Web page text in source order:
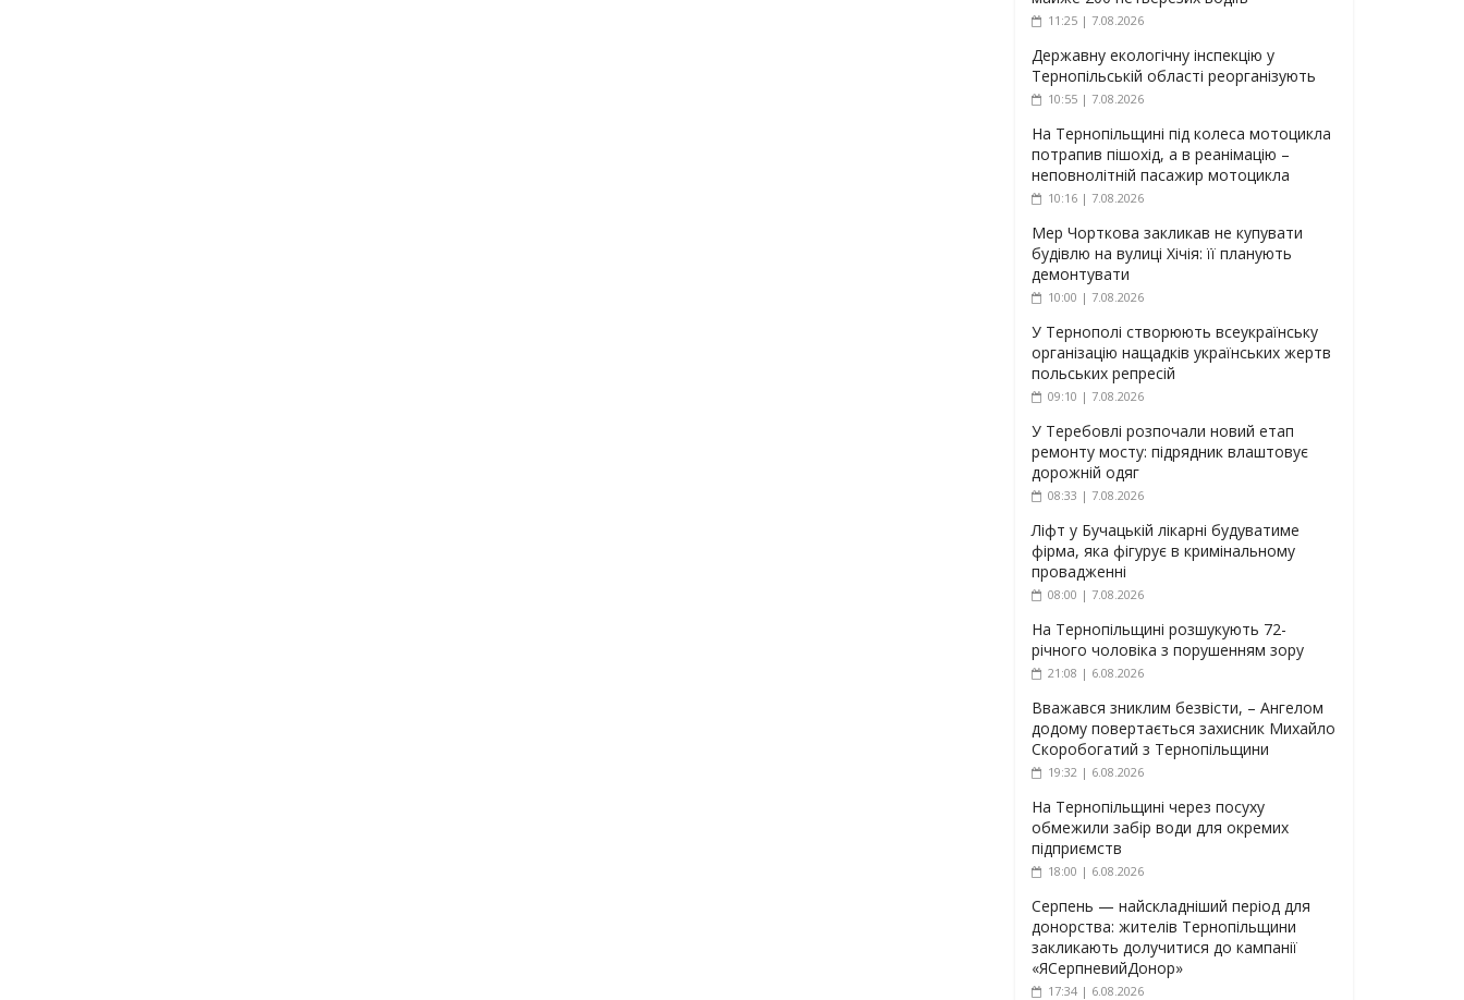
11:25 | 7.08.2026
Державну екологічну інспекцію у
Тернопільській області реорганізують
10:55 | 7.08.2026
На Тернопільщині під колеса мотоцикла
потрапив пішохід, а в реанімацію –
неповнолітній пасажир мотоцикла
10:16 | 7.08.2026
Мер Чорткова закликав не купувати
будівлю на вулиці Хічія: її планують
демонтувати
10:00 | 7.08.2026
У Тернополі створюють всеукраїнську
організацію нащадків українських жертв
польських репресій
09:10 | 7.08.2026
У Теребовлі розпочали новий етап
ремонту мосту: підрядник влаштовує
дорожній одяг
08:33 | 7.08.2026
Ліфт у Бучацькій лікарні будуватиме
фірма, яка фігурує в кримінальному
провадженні
08:00 | 7.08.2026
На Тернопільщині розшукують 72-
річного чоловіка з порушенням зору
21:08 | 6.08.2026
Вважався зниклим безвісти, – Ангелом
додому повертається захисник Михайло
Скоробогатий з Тернопільщини
19:32 | 6.08.2026
На Тернопільщині через посуху
обмежили забір води для окремих
підприємств
18:00 | 6.08.2026
Серпень — найскладніший період для
донорства: жителів Тернопільщини
закликають долучитися до кампанії
«ЯСерпневийДонор»
17:34 | 6.08.2026